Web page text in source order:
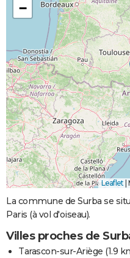
−
Leaflet
La commune de Surba se
Paris (à vol d'oiseau).
Villes proches de
Tarascon-sur-Ariège (1.9